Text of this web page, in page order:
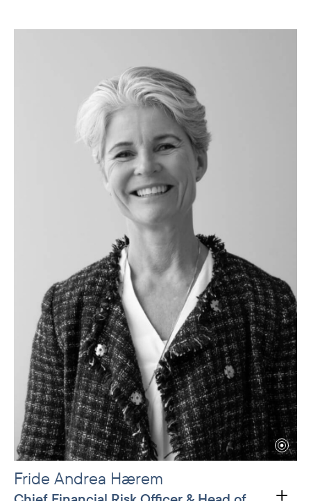
worked with sustainable and impact
investments for almost 20 years and has
experience with asset management and
consumer goods. Ylva is a senior associate of
the University of Cambridge Institute for
Sustainability Leadership, board member of
Lærdal Medical and member of the
Responsible Investment Advisory Council of
BMO Global Asset Management.
Fride Andrea Hærem